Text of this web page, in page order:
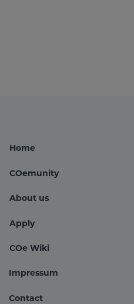
Home
COemunity
About us
Apply
COe Wiki
Impressum
Contact